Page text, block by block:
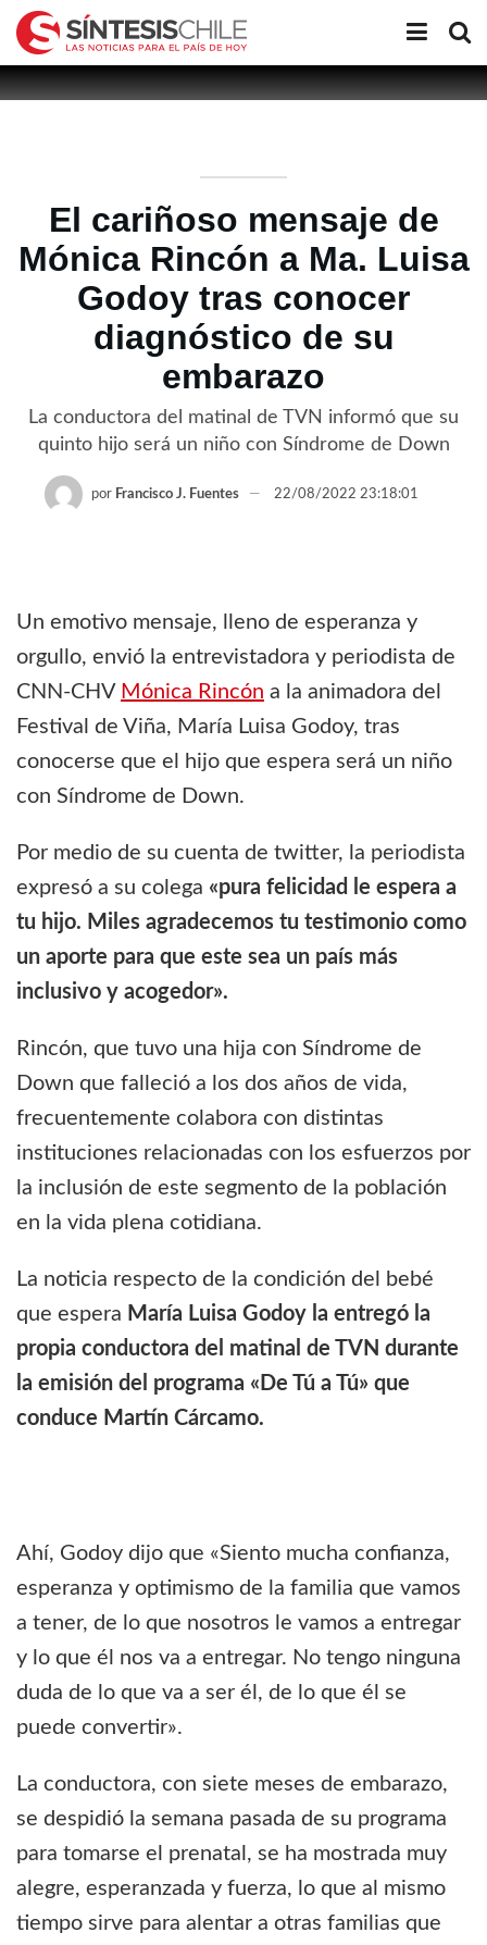
El cariñoso mensaje de
Mónica Rincón a Ma. Luisa
Godoy tras conocer
diagnóstico de su
embarazo
La conductora del matinal de TVN informó que su
quinto hijo será un niño con Síndrome de Down
por Francisco J. Fuentes 22/08/2022 23:18:01
Un emotivo mensaje, lleno de esperanza y
orgullo, envió la entrevistadora y periodista de
CNN-CHV Mónica Rincón a la animadora del
Festival de Viña, María Luisa Godoy, tras
conocerse que el hijo que espera será un niño
con Síndrome de Down.
Por medio de su cuenta de twitter, la periodista
expresó a su colega «pura felicidad le espera a
tu hijo. Miles agradecemos tu testimonio como
un aporte para que este sea un país más
inclusivo y acogedor».
Rincón, que tuvo una hija con Síndrome de
Down que falleció a los dos años de vida,
frecuentemente colabora con distintas
instituciones relacionadas con los esfuerzos por
la inclusión de este segmento de la población
en la vida plena cotidiana.
La noticia respecto de la condición del bebé
que espera María Luisa Godoy la entregó la
propia conductora del matinal de TVN durante
la emisión del programa «De Tú a Tú» que
conduce Martín Cárcamo.
Ahí, Godoy dijo que «Siento mucha confianza,
esperanza y optimismo de la familia que vamos
a tener, de lo que nosotros le vamos a entregar
y lo que él nos va a entregar. No tengo ninguna
duda de lo que va a ser él, de lo que él se
puede convertir».
La conductora, con siete meses de embarazo,
se despidió la semana pasada de su programa
para tomarse el prenatal, se ha mostrada muy
alegre, esperanzada y fuerza, lo que al mismo
tiempo sirve para alentar a otras familias que